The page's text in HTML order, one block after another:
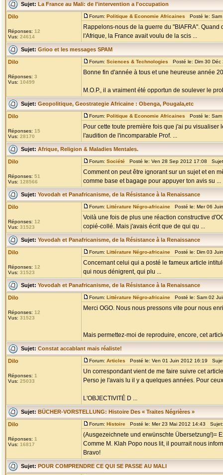
Sujet: La France au Mali: de l'intervention a l'occupation
Dilo
Réponses: 12
Vus: 24614
Forum: Politique & Economie Africaines Posté le:
Rappelons-nous de la guerre du "BIAFRA".
l'Afrique, la France avait voulu de la scis ...
Sujet: Grioo et les messages SPAM
Dilo
Réponses: 3
Vus: 10499
Forum: Sciences & Technologies Posté le: Dim 30
Bonne fin d'année à tous et une heureuse année
M.O.P., il a vraiment été opportun de soulever le
Sujet: Geopolitique, Geostrategie Africaine : Obenga, Pougala,etc
Dilo
Réponses: 15
Vus: 28170
Forum: Politique & Economie Africaines Posté le:
Pour cette toute première fois que j'ai pu visualiser
l'audition de l'incomparable Prof. ...
Sujet: Afrique, Religion & Maladies Mentales.
Dilo
Réponses: 51
Vus: 128566
Forum: Société Posté le: Ven 28 Sep 2012 17:08
Comment on peut être ignorant sur un sujet et en
comme base et bagage pour appuyer ton avis su ...
Sujet: Yovodah et Panafricanisme, de la Résistance à la Renaissance
Dilo
Réponses: 12
Vus: 31523
Forum: Littérature Négro-africaine Posté le: Mer 06
Voilà une fois de plus une réaction constructive
copié-collé. Mais j'avais écrit que de qui qu ...
Sujet: Yovodah et Panafricanisme, de la Résistance à la Renaissance
Dilo
Réponses: 12
Vus: 31523
Forum: Littérature Négro-africaine Posté le: Dim 03
Concernant celui qui a posté le fameux article
qui nous dénigrent, qui plu ...
Sujet: Yovodah et Panafricanisme, de la Résistance à la Renaissance
Dilo
Réponses: 12
Vus: 31523
Forum: Littérature Négro-africaine Posté le: Sam 02
Merci OGO. Nous nous pressons vite pour nous
Mais permettez-moi de reproduire, encore, cet
Sujet: Constat accablant mais réaliste!
Dilo
Réponses: 1
Vus: 25033
Forum: Articles Posté le: Ven 01 Juin 2012 16:19
Un correspondant vient de me faire suivre cet
Perso je l'avais lu il y a quelques années. Pour
L'OBJECTIVITÉ D ...
Sujet: BÜCHER-VORSTELLUNG: Histoire Des « Traites Négrières »
Dilo
Réponses: 1
Vus: 16817
Forum: Histoire Posté le: Mer 23 Mai 2012 14:43
(Ausgezeichnete und erwünschte Übersetzung!)=
Comme M. Klah Popo nous lit, il pourrait nous
Bravo!
Sujet: POUR COMPRENDRE CE QUI SE PASSE AU MALI